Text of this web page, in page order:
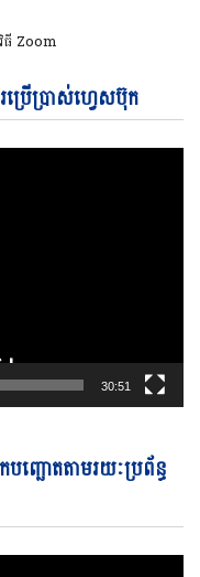
ធី Zoom
ើប្រាស់ហ្វេសប៊ុក
30:51
ញ្ឆោតតាមរយៈប្រព័ន្ធ